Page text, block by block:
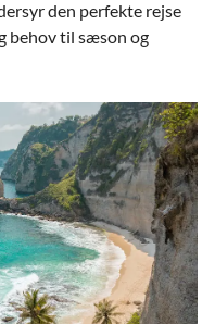
den perfekte rejse
behov til sæson og